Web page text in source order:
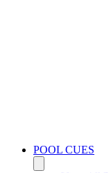
POOL CUES